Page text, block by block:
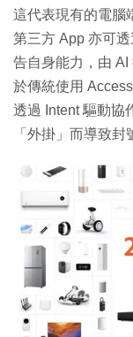
這代表現有的電腦
第三方 App 亦可
告自身能力，由
於傳統使用
透過 Intent 驅動協
「外掛」而導致封